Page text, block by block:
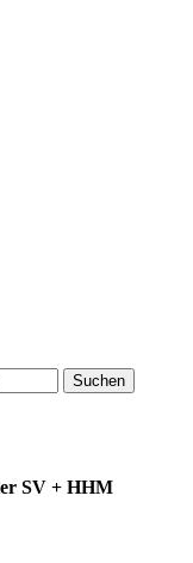
Suchen
SV + HHM